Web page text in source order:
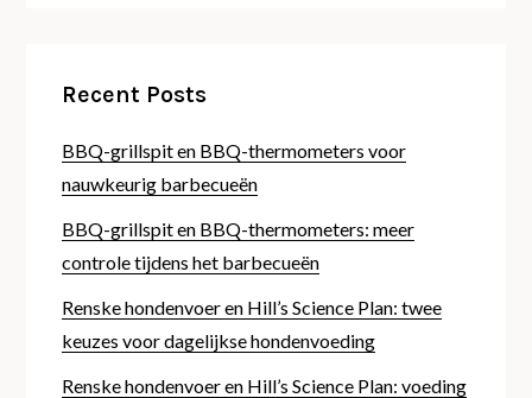
Recent Posts
BBQ-grillspit en BBQ-thermometers voor
nauwkeurig barbecueën
BBQ-grillspit en BBQ-thermometers: meer
controle tijdens het barbecueën
Renske hondenvoer en Hill’s Science Plan: twee
keuzes voor dagelijkse hondenvoeding
Renske hondenvoer en Hill’s Science Plan: voeding